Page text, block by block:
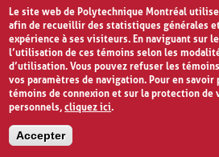
0 Top 3
La formule des
quelques minutes lors de la première
Le site web de Polytechnique Montréal
afin de recueillir des statistiques générales
expérience à ses visiteurs. En naviguant sur
l’utilisation de ces témoins selon les
d’utilisation. Vous pouvez refuser les
vos paramètres de navigation. Pour en savoir
témoins de connexion et sur la protection de
personnels,cliquez ici.
Accepter